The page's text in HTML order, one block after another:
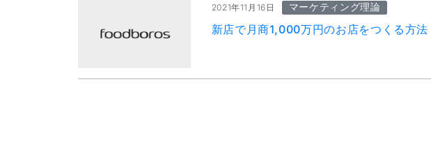
2021年11月16日 マーケティング理論
新店で月商1,000万円のお店をつくる方法